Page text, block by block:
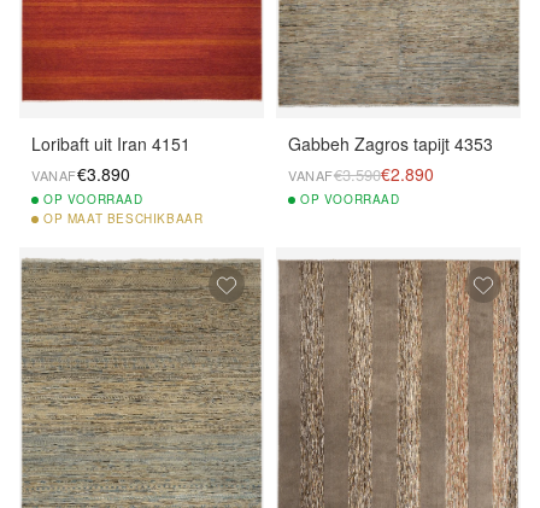
Loribaft uit Iran 4151
VANAF€3.890
OP VOORRAAD
OP MAAT BESCHIKBAAR
Gabbeh Zagros tapijt 4353
VANAF€3.590€2.890
OP VOORRAAD